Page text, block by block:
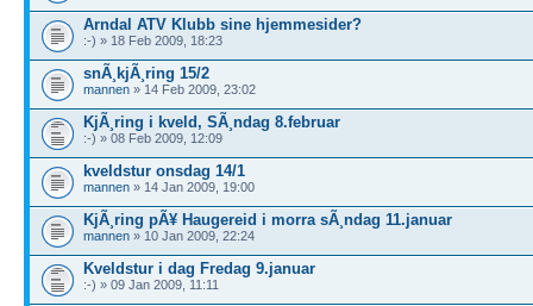
Arndal ATV Klubb sine hjemmesider?
:-) » 18 Feb 2009, 18:23
snÃ¸kjÃ¸ring 15/2
mannen » 14 Feb 2009, 23:02
KjÃ¸ring i kveld, SÃ¸ndag 8.februar
:-) » 08 Feb 2009, 12:09
kveldstur onsdag 14/1
mannen » 14 Jan 2009, 19:00
KjÃ¸ring pÃ¥ Haugereid i morra sÃ¸ndag 11.januar
mannen » 10 Jan 2009, 22:24
Kveldstur i dag Fredag 9.januar
:-) » 09 Jan 2009, 11:11